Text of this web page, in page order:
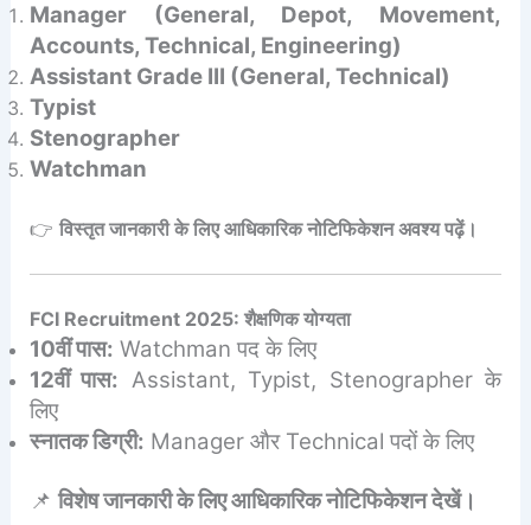
Manager (General, Depot, Movement,
Accounts, Technical, Engineering)
Assistant Grade III (General, Technical)
Typist
Stenographer
Watchman
👉 विस्तृत जानकारी के लिए आधिकारिक नोटिफिकेशन अवश्य पढ़ें।
FCI Recruitment 2025: शैक्षणिक योग्यता
10वीं पास: Watchman पद के लिए
12वीं पास: Assistant, Typist, Stenographer के
लिए
स्नातक डिग्री: Manager और Technical पदों के लिए
📌विशेष जानकारी के लिए आधिकारिक नोटिफिकेशन देखें।